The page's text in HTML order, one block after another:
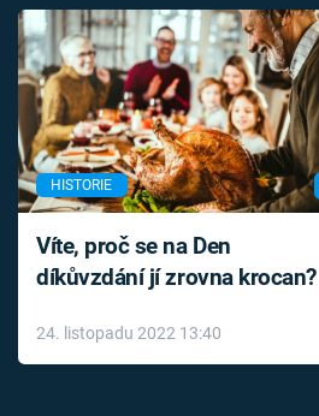
HISTORIE
Víte, proč se na Den
díkůvzdání jí zrovna krocan?
24. listopadu 2022 13:40